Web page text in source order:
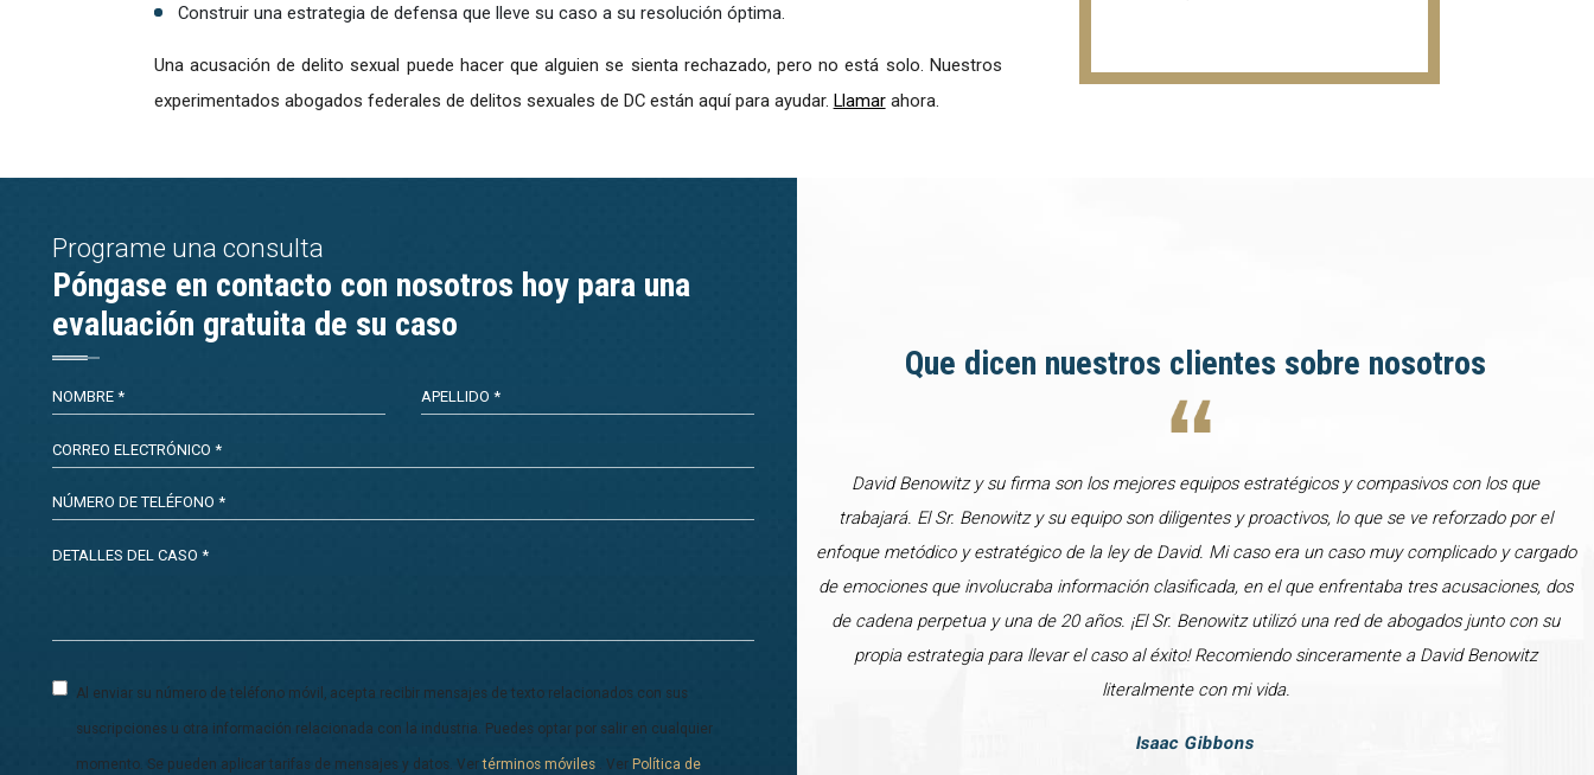
Construir una estrategia de defensa que lleve su caso a su resolución óptima.
Una acusación de delito sexual puede hacer que alguien se sienta rechazado, pero no está solo. Nuestros
experimentados abogados federales de delitos sexuales de DC están aquí para ayudar. Llamarahora.
Programe una consulta
Póngase en contacto con nosotros hoy para una
evaluación gratuita de su caso
Al enviar su número de teléfono móvil, acepta recibir mensajes de texto relacionados con sus
suscripciones u otra información relacionada con la industria. Puedes optar por salir en cualquier
momento. Se pueden aplicar tarifas de mensajes y datos. Vertérminos móviles . Ver Política de
Que dicen nuestros clientes sobre nosotros
David Benowitz y su firma son los mejores equipos estratégicos y compasivos con los que
trabajará. El Sr. Benowitz y su equipo son diligentes y proactivos, lo que se ve reforzado por el
enfoque metódico y estratégico de la ley de David. Mi caso era un caso muy complicado y cargado
de emociones que involucraba información clasificada, en el que enfrentaba tres acusaciones, dos
de cadena perpetua y una de 20 años. ¡El Sr. Benowitz utilizó una red de abogados junto con su
propia estrategia para llevar el caso al éxito! Recomiendo sinceramente a David Benowitz
literalmente con mi vida.
Isaac Gibbons